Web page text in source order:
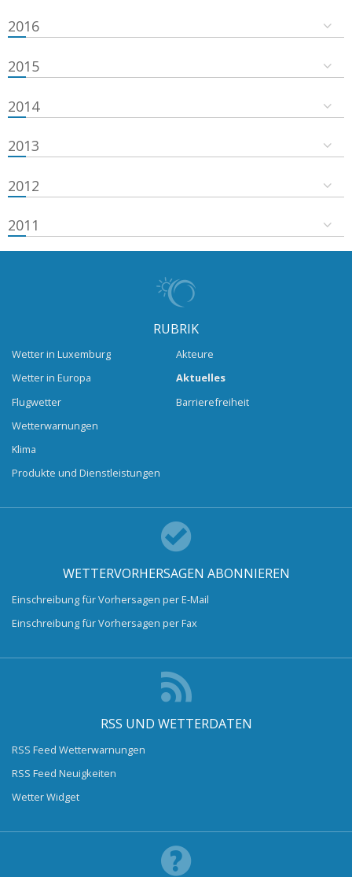
2016
2015
2014
2013
2012
2011
RUBRIK
Wetter in Luxemburg
Wetter in Europa
Flugwetter
Wetterwarnungen
Klima
Produkte und Dienstleistungen
Akteure
Aktuelles
Barrierefreiheit
WETTERVORHERSAGEN ABONNIEREN
Einschreibung für Vorhersagen per E-Mail
Einschreibung für Vorhersagen per Fax
RSS UND WETTERDATEN
RSS Feed Wetterwarnungen
RSS Feed Neuigkeiten
Wetter Widget